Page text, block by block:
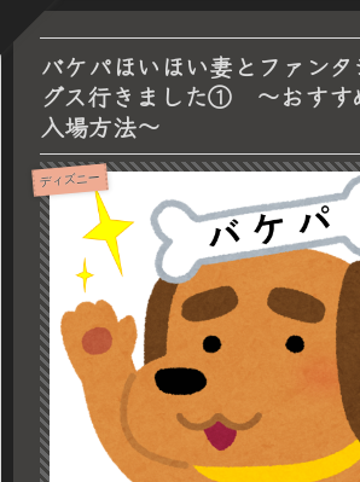
バケパほいほい妻とファン
グス行きました① ～おすす
入場方法～
ディズニー